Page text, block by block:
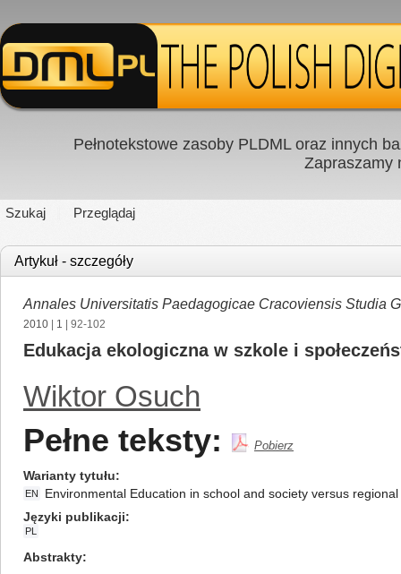
Pełnotekstowe zasoby PLDML oraz innych
Zapraszamy
Szukaj Przeglądaj
Artykuł - szczegóły
Annales Universitatis Paedagogicae Cracoviensis Studia
2010 1 | 92-102
Edukacja ekologiczna w szkole i
Wiktor Osuch
Pełne teksty: Pobierz
Warianty tytułu
EN
Environmental Education in school and society versus
Języki publikacji
PL
Abstrakty